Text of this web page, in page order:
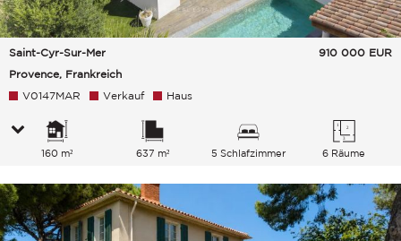
Saint-Cyr-Sur-Mer
Provence, Frankreich
910 000 EUR
V0147MAR Verkauf Haus
160 m² 637 m² 5 Schlafzimmer 6 Räume